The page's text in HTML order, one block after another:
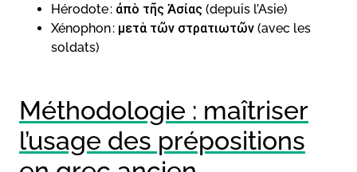
Hérodote : ἀπὸ τῆς Ἀσίας (depuis l’Asie)
Xénophon : μετὰ τῶν στρατιωτῶν (avec les
soldats)
Méthodologie : maîtriser
l’usage des prépositions